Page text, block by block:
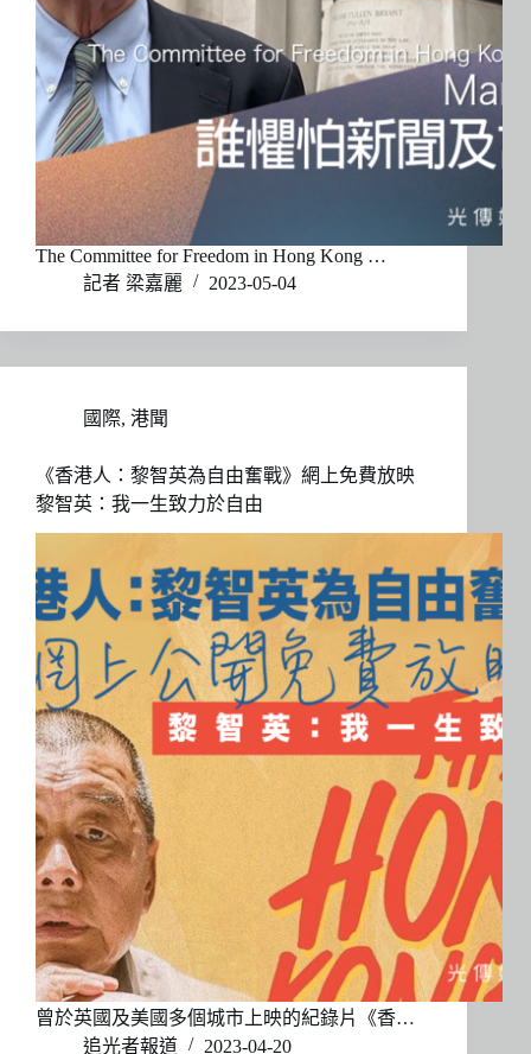
The Committee for Freedom in Hong Kong …
記者 梁嘉麗
2023-05-04
國際, 港聞
《香港人：黎智英為自由奮戰》網上免費放映
黎智英：我一生致力於自由
曾於英國及美國多個城市上映的紀錄片《香…
追光者報道
2023-04-20